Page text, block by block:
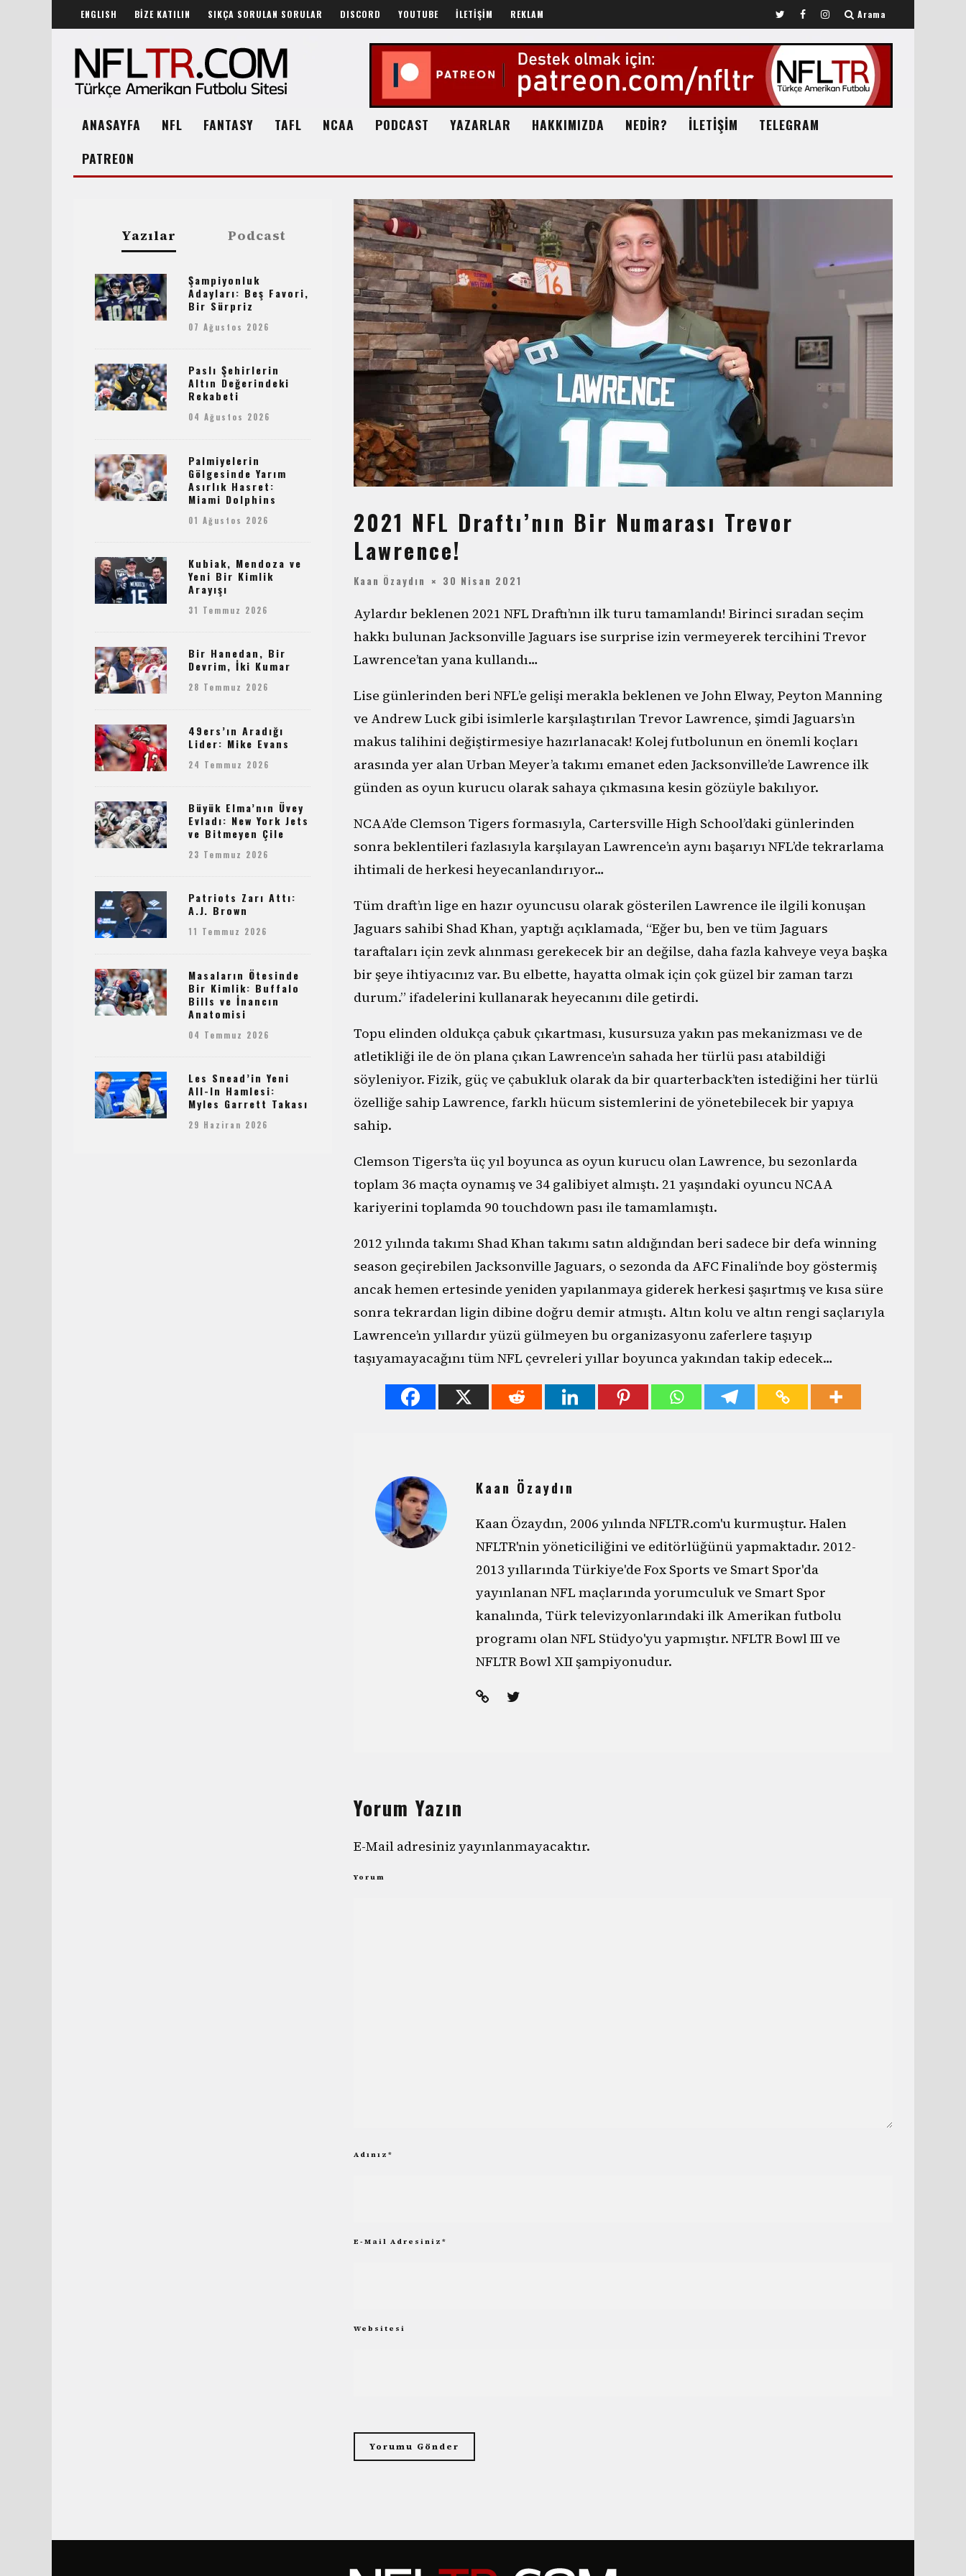
ENGLISH BİZE KATILIN SIKÇA SORULAN SORULAR DISCORD YOUTUBE İLETİŞİM REKLAM Arama
ANASAYFA NFL FANTASY TAFL NCAA PODCAST YAZARLAR HAKKIMIZDA NEDİR? İLETİŞİM
TELEGRAM
PATREON
2021 NFL Draftı’nın Bir Numarası Trevor
Lawrence!
Kaan Özaydın 30 Nisan 2021
Aylardır beklenen 2021 NFL Draftı’nın ilk turu tamamlandı! Birinci sıradan seçim
hakkı bulunan Jacksonville Jaguars ise surprise izin vermeyerek tercihini Trevor
Lawrence’tan yana kullandı…
Lise günlerinden beri NFL’e gelişi merakla beklenen ve John Elway, Peyton Manning
ve Andrew Luck gibi isimlerle karşılaştırılan Trevor Lawrence, şimdi Jaguars’ın
makus talihini değiştirmesiye hazırlanacak! Kolej futbolunun en önemli koçları
arasında yer alan Urban Meyer’a takımı emanet eden Jacksonville’de Lawrence ilk
günden as oyun kurucu olarak sahaya çıkmasına kesin gözüyle bakılıyor.
NCAA’de Clemson Tigers formasıyla, Cartersville High School’daki günlerinden
sonra beklentileri fazlasıyla karşılayan Lawrence’ın aynı başarıyı NFL’de tekrarlama
ihtimali de herkesi heyecanlandırıyor…
Tüm draft’ın lige en hazır oyuncusu olarak gösterilen Lawrence ile ilgili konuşan
Jaguars sahibi Shad Khan, yaptığı açıklamada, “Eğer bu, ben ve tüm Jaguars
taraftaları için zevk alınması gerekecek bir an değilse, daha fazla kahveye veya başka
bir şeye ihtiyacınız var. Bu elbette, hayatta olmak için çok güzel bir zaman tarzı
durum.” ifadelerini kullanarak heyecanını dile getirdi.
Topu elinden oldukça çabuk çıkartması, kusursuza yakın pas mekanizması ve de
atletikliği ile de ön plana çıkan Lawrence’ın sahada her türlü pası atabildiği
söyleniyor. Fizik, güç ve çabukluk olarak da bir quarterback’ten istediğini her türlü
özelliğe sahip Lawrence, farklı hücum sistemlerini de yönetebilecek bir yapıya
sahip.
Clemson Tigers’ta üç yıl boyunca as oyun kurucu olan Lawrence, bu sezonlarda
toplam 36 maçta oynamış ve 34 galibiyet almıştı. 21 yaşındaki oyuncu NCAA
kariyerini toplamda 90 touchdown pası ile tamamlamıştı.
2012 yılında takımı Shad Khan takımı satın aldığından beri sadece bir defa winning
season geçirebilen Jacksonville Jaguars, o sezonda da AFC Finali’nde boy göstermiş
ancak hemen ertesinde yeniden yapılanmaya giderek herkesi şaşırtmış ve kısa süre
sonra tekrardan ligin dibine doğru demir atmıştı. Altın kolu ve altın rengi saçlarıyla
Lawrence’ın yıllardır yüzü gülmeyen bu organizasyonu zaferlere taşıyıp
taşıyamayacağını tüm NFL çevreleri yıllar boyunca yakından takip edecek…
Kaan Özaydın
Kaan Özaydın, 2006 yılında NFLTR.com'u kurmuştur. Halen
NFLTR'nin yöneticiliğini ve editörlüğünü yapmaktadır. 2012-
2013 yıllarında Türkiye'de Fox Sports ve Smart Spor'da
yayınlanan NFL maçlarında yorumculuk ve Smart Spor
kanalında, Türk televizyonlarındaki ilk Amerikan futbolu
programı olan NFL Stüdyo'yu yapmıştır. NFLTR Bowl III ve
NFLTR Bowl XII şampiyonudur.
Yorum Yazın
E-Mail adresiniz yayınlanmayacaktır.
Yorum
Adınız *
E-Mail Adresiniz *
Websitesi
Yazılar Podcast
Şampiyonluk
Adayları: Beş Favori,
Bir Sürpriz
07 Ağustos 2026
Paslı Şehirlerin
Altın Değerindeki
Rekabeti
04 Ağustos 2026
Palmiyelerin
Gölgesinde Yarım
Asırlık Hasret:
Miami Dolphins
01 Ağustos 2026
Kubiak, Mendoza ve
Yeni Bir Kimlik
Arayışı
31 Temmuz 2026
Bir Hanedan, Bir
Devrim, İki Kumar
28 Temmuz 2026
49ers’ın Aradığı
Lider: Mike Evans
24 Temmuz 2026
Büyük Elma’nın Üvey
Evladı: New York Jets
ve Bitmeyen Çile
23 Temmuz 2026
Patriots Zarı Attı:
A.J. Brown
11 Temmuz 2026
Masaların Ötesinde
Bir Kimlik: Buffalo
Bills ve İnancın
Anatomisi
04 Temmuz 2026
Les Snead’in Yeni
All-In Hamlesi:
Myles Garrett Takası
29 Haziran 2026